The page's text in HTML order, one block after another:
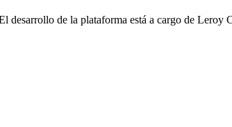
desarrollo de la plataforma está a cargo de Leroy